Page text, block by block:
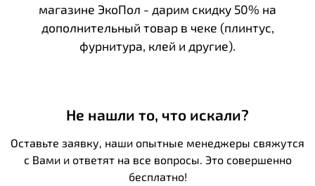
магазине ЭкоПол - дарим скидку 50% на
дополнительный товар в чеке (плинтус,
фурнитура, клей и другие).
Не нашли то, что искали?
Оставьте заявку, наши опытные менеджеры свяжутся
с Вами и ответят на все вопросы. Это совершенно
бесплатно!